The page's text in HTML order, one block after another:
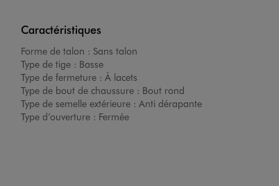
Caractéristiques
Forme de talon : Sans talon
Type de tige : Basse
Type de fermeture : À lacets
Type de bout de chaussure : Bout rond
Type de semelle extérieure : Anti dérapante
Type d’ouverture : Fermée